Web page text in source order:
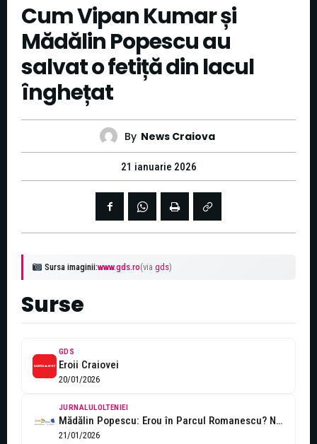
Cum Vipan Kumar și
Mădălin Popescu au
salvat o fetiță din lacul
înghețat
By News Craiova
21 ianuarie 2026
Sursa imaginii:www.gds.ro(via gds)
Surse
GDS
Eroii Craiovei
20/01/2026
JURNALULOLTENIEI
Mădălin Popescu: Erou în Parcul Romanescu? Nu. Om
21/01/2026